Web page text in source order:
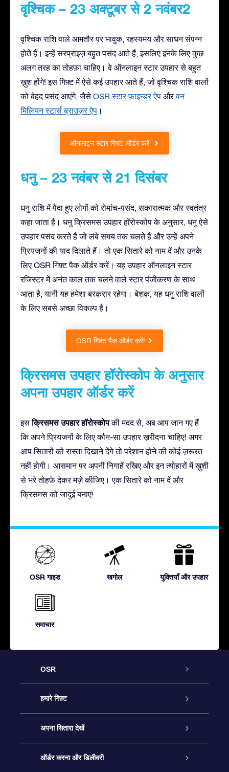
वृश्चिक – 23 अक्टूबर से 2 नवंबर2
वृश्चिक राशि वाले आमतौर पर भावुक, रहस्यमय और साधन संपन्न
होते हैं। इन्हें सरप्राइज़ बहुत पसंद आते हैं, इसलिए इनके लिए कुछ
अलग तरह का तोहफ़ा चाहिए। वे ऑनलाइन स्टार उपहार से बहुत
ख़ुश होंगे! इस गिफ़्ट में ऐसे कई उपहार आते हैं, जो वृश्चिक राशि वालों
को बेहद पसंद आएंगे, जैसे OSR स्टार फ़ाइन्डर ऐप औरवन
मिलियन स्टार्स ब्राउज़र ऐप ।
ऑनलाइन स्टार गिफ़्ट ऑर्डर करें
धनु – 23 नवंबर से 21 दिसंबर
धनु राशि में पैदा हुए लोगों को रोमांच-पसंद, सकारात्मक और स्वतंत्र
कहा जाता है। धनु क्रिसमस उपहार हॉरोस्कोप के अनुसार, धनु ऐसे
उपहार पसंद करते हैं जो लंबे समय तक चलते हैं और उन्हें अपने
प्रियजनों की याद दिलाते हैं। तो एक सितारे को नाम दें और उनके
लिए OSR गिफ़्ट पैक ऑर्डर करें। यह उपहार ऑनलाइन स्टार
रजिस्टर में अनंत काल तक चलने वाले स्टार पंजीकरण के साथ
आता है, यानी यह हमेशा बरक़रार रहेगा। बेशक़, यह धनु राशि वालों
के लिए सबसे अच्छा विकल्प है।
OSR गिफ़्ट पैक ऑर्डर करें!
क्रिसमस उपहार हॉरोस्कोप के अनुसार
अपना उपहार ऑर्डर करें
इसक्रिसमस उपहार हॉरोस्कोपकी मदद से, अब आप जान गए हैं
कि अपने प्रियजनों के लिए कौन-सा उपहार ख़रीदना चाहिए! अगर
आप सितारों को रास्ता दिखाने देंगे तो परेशान होने की कोई ज़रूरत
नहीं होगी। आसमान पर अपनी निगाहें रखिए और इन त्योहारों में ख़ुशी
से भरे तोहफ़े देकर मज़े कीजिए। एक सितारे को नाम दें और
क्रिसमस को जादुई बनाएं!
OSR गाइड खगोल युक्तियाँ और उपहार
समाचार
OSR
ग्राहक सेवा
हमसे संपर्क करें
ब्लॉग
हमारे गिफ़्ट
ऑनलाइन स्टार गिफ़्ट
OSR गिफ़्ट पैक
अपना सितारा देखें
स्टार रजिस्टर
ऑर्डर करना और डिलीवरी